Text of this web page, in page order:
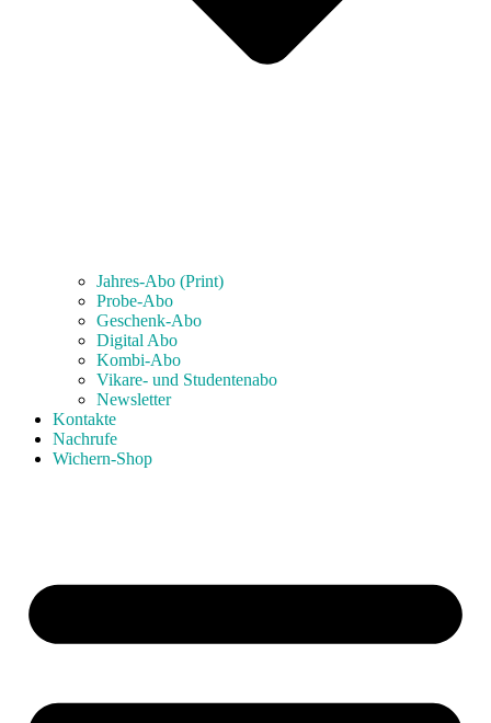
Jahres-Abo (Print)
Probe-Abo
Geschenk-Abo
Digital Abo
Kombi-Abo
Vikare- und Studentenabo
Newsletter
Kontakte
Nachrufe
Wichern-Shop